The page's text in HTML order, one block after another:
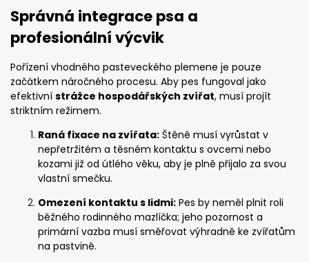
Správná integrace psa a
profesionální výcvik
Pořízení vhodného pasteveckého plemene je pouze
začátkem náročného procesu. Aby pes fungoval jako
efektivní strážce hospodářských zvířat, musí projít
striktním režimem.
Raná fixace na zvířata: Štěně musí vyrůstat v
nepřetržitém a těsném kontaktu s ovcemi nebo
kozami již od útlého věku, aby je plně přijalo za svou
vlastní smečku.
Omezení kontaktu s lidmi: Pes by neměl plnit roli
běžného rodinného mazlíčka; jeho pozornost a
primární vazba musí směřovat výhradně ke zvířatům
na pastvině.